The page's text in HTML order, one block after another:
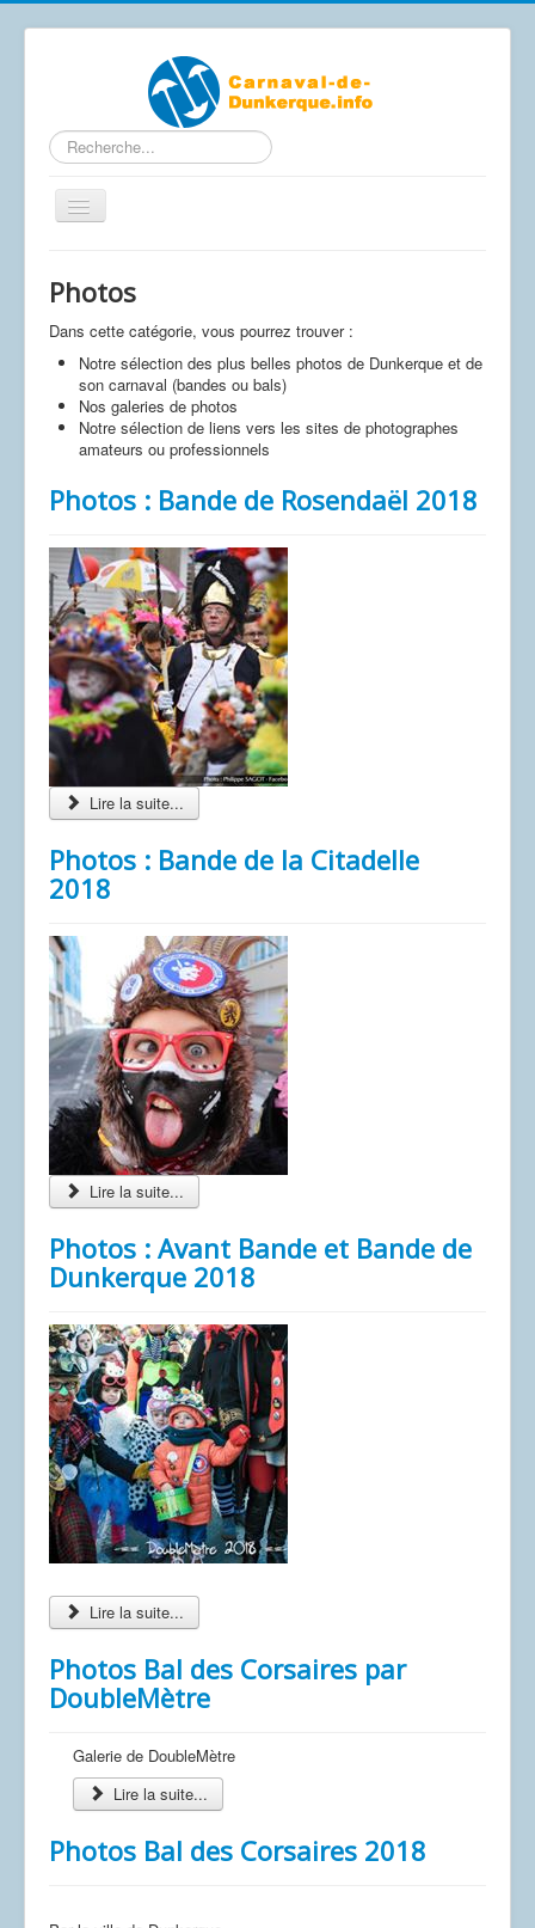
Rechercher
Basculer
la
Accueil
Calendrier Carnaval 2026
Le carnaval de A à Z
Les affiches
Dessins
Photos
Dans cette catégorie, vous pourrez trouver :
Notre sélection des plus belles photos de Dunkerque et de
son carnaval (bandes ou bals)
Nos galeries de photos
Notre sélection de liens vers les sites de photographes
amateurs ou professionnels
Photos : Bande de Rosendaël 2018
Lire la suite...
Photos : Bande de la Citadelle
2018
Lire la suite...
Photos : Avant Bande et Bande de
Dunkerque 2018
Lire la suite...
Photos Bal des Corsaires par
DoubleMètre
Galerie de DoubleMètre
Lire la suite...
Photos Bal des Corsaires 2018